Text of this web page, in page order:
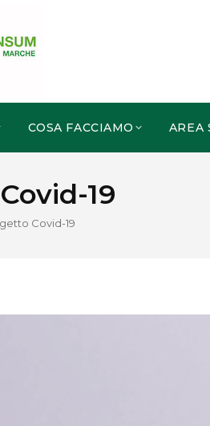
COSA FACCIAMO AREA
19
Covid-19